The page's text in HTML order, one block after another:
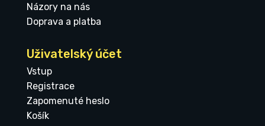
Názory na nás
Doprava a platba
Uživatelský účet
Vstup
Registrace
Zapomenuté heslo
Košík